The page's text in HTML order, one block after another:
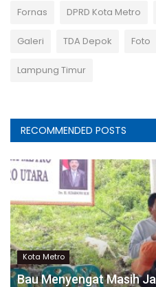
Fornas DPRD Kota Metro
Galeri TDA Depok Foto
Lampung Timur
RECOMMENDED POSTS
Kota Metro
Bau Menyengat Masih